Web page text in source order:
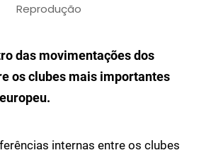
Reprodução
das movimentações dos
os clubes mais importantes
internas entre os clubes